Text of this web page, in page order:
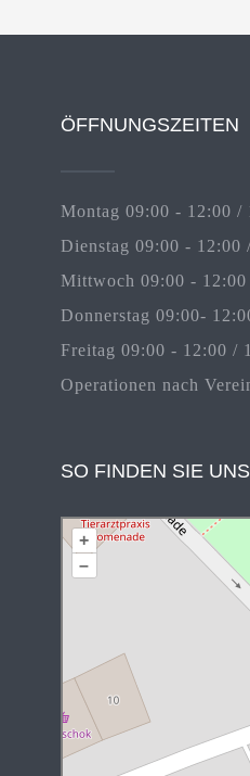
ÖFFNUNGSZEITEN
Montag 09:00 - 12:00 /
Dienstag 09:00 - 12:00
Mittwoch 09:00 -
Donnerstag 09:00-
Freitag 09:00 - 12:00 /
Operationen nach
SO FINDEN SIE
+
–